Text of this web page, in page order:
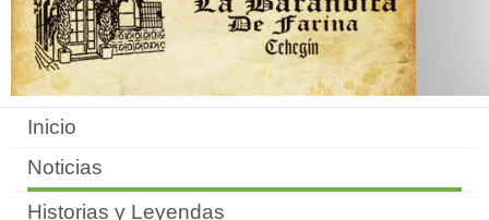
Inicio
Noticias
Historias y Leyendas